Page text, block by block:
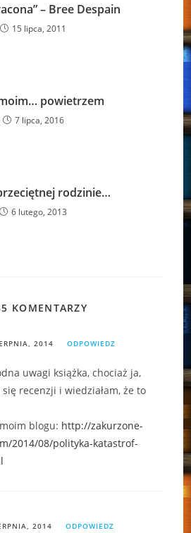
– Bree Despain
15 lipca, 2011
powietrzem
7 lipca, 2016
rodzinie…
6 lutego, 2013
KOMENTARZY
2014 ODPOWIEDZ
uwagi książka, chociaż ja,
recenzji i wiedziałam, że to
blogu: http://zakurzone-
2014/08/polityka-katastrof-
2014 ODPOWIEDZ